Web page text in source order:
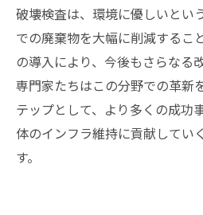
破壊検査は、環境に優しいとい
での廃棄物を大幅に削減するこ
の導入により、今後もさらなる
専門家たちはこの分野での革新
テップとして、より多くの成功
体のインフラ維持に貢献してい
す。